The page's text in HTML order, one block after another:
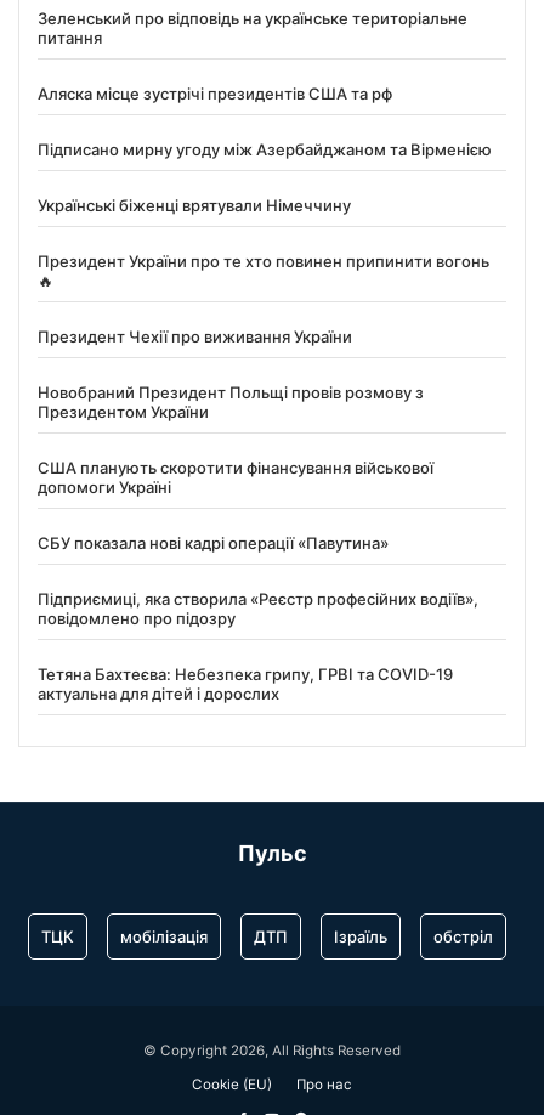
Зеленський про відповідь на українське територіальне
питання
Аляска місце зустрічі президентів США та рф
Підписано мирну угоду між Азербайджаном та Вірменією
Українські біженці врятували Німеччину
Президент України про те хто повинен припинити вогонь
🔥
Президент Чехії про виживання України
Новобраний Президент Польщі провів розмову з
Президентом України
США планують скоротити фінансування військової
допомоги Україні
СБУ показала нові кадрі операції «Павутина»
Підприємиці, яка створила «Реєстр професійних водіїв»,
повідомлено про підозру
Тетяна Бахтеєва: Небезпека грипу, ГРВІ та COVID-19
актуальна для дітей і дорослих
Пульс
ТЦК мобілізація ДТП Ізраїль обстріл
© Copyright 2026, All Rights Reserved
Cookie (EU)
Про нас